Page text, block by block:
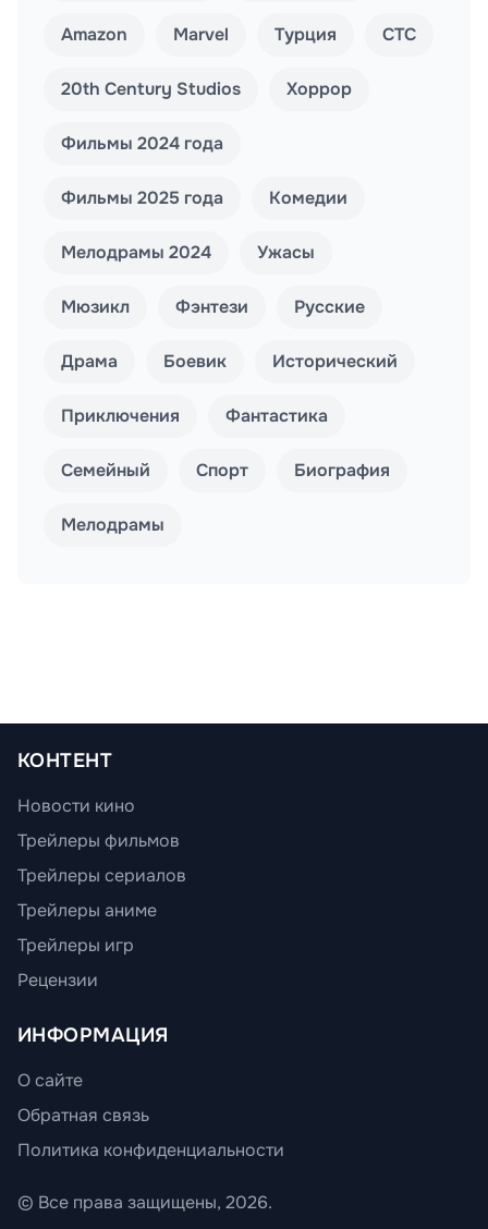
Amazon Marvel Турция СТС
20th Century Studios Хоррор
Фильмы 2024 года
Фильмы 2025 года Комедии
Мелодрамы 2024 Ужасы
Мюзикл Фэнтези Русские
Драма Боевик Исторический
Приключения Фантастика
Семейный Спорт Биография
Мелодрамы
КОНТЕНТ
Новости кино
Трейлеры фильмов
Трейлеры сериалов
Трейлеры аниме
Трейлеры игр
Рецензии
ИНФОРМАЦИЯ
О сайте
Обратная связь
Политика конфиденциальности
© Все права защищены, 2026.